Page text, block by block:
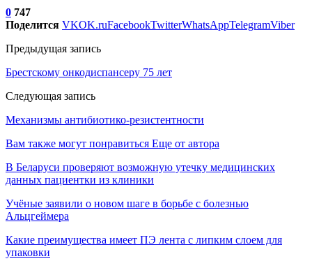
0 747
Поделится VKOK.ruFacebookTwitterWhatsAppTelegramViber
Предыдущая запись
Брестскому онкодиспансеру 75 лет
Следующая запись
Механизмы антибиотико-резистентности
Вам также могут понравиться Еще от автора
В Беларуси проверяют возможную утечку медицинских
данных пациентки из клиники
Учёные заявили о новом шаге в борьбе с болезнью
Альцгеймера
Какие преимущества имеет ПЭ лента с липким слоем для
упаковки